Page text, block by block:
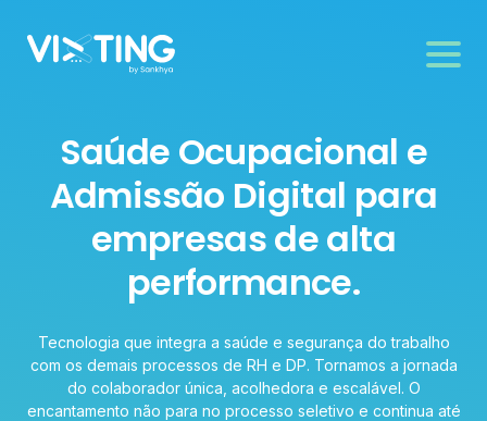
Saúde Ocupacional e
Admissão Digital para
empresas de alta
performance.
Tecnologia que integra a saúde e segurança do trabalho
com os demais processos de RH e DP. Tornamos a jornada
do colaborador única, acolhedora e escalável. O
encantamento não para no processo seletivo e continua até